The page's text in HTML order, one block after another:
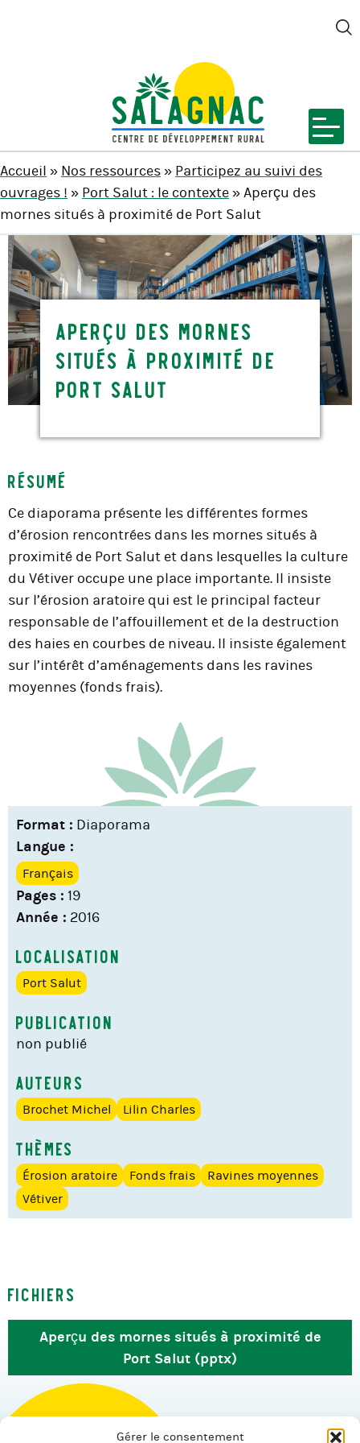
Gérer le consentement
SALAGNAC
Accueil » Nos ressources» Participez au suivi des
ouvrages ! » Port Salut : le contexte» Aperçu des
mornes situés à proximité de Port Salut
Aperçu des mornes
situés à proximité de
Port Salut
Résumé
Ce diaporama présente les différentes formes
d’érosion rencontrées dans les mornes situés à
proximité de Port Salut et dans lesquelles la culture
du Vétiver occupe une place importante. Il insiste
sur l’érosion aratoire qui est le principal facteur
responsable de l’affouillement et de la destruction
des haies en courbes de niveau. Il insiste également
sur l’intérêt d’aménagements dans les ravines
moyennes (fonds frais).
Format : Diaporama
Langue :
Français
Pages : 19
Année : 2016
Localisation
Port Salut
Publication
non publié
Auteurs
Brochet Michel Lilin Charles
Thèmes
Érosion aratoire Fonds frais
Ravines moyennes
Vétiver
Fichiers
Aperçu des mornes situés à proximité de
Port Salut (pptx)